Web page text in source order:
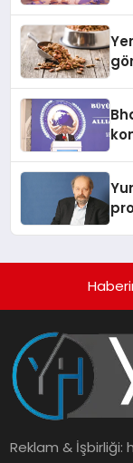
Reklam & İşbirliği: